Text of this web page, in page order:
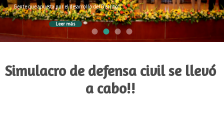
Gente que apuesta por el desarrollo del Distrito
Leer más
Simulacro de defensa civil se llevó
a cabo!!